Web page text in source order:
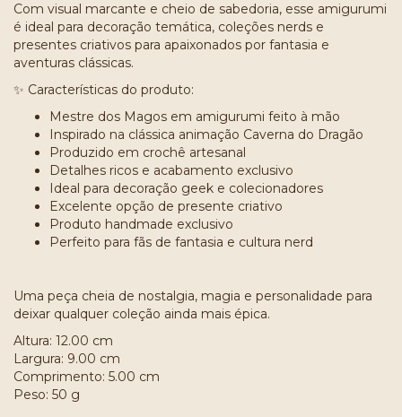
Com visual marcante e cheio de sabedoria, esse amigurumi
é ideal para decoração temática, coleções nerds e
presentes criativos para apaixonados por fantasia e
aventuras clássicas.
✨ Características do produto:
Mestre dos Magos em amigurumi feito à mão
Inspirado na clássica animação Caverna do Dragão
Produzido em crochê artesanal
Detalhes ricos e acabamento exclusivo
Ideal para decoração geek e colecionadores
Excelente opção de presente criativo
Produto handmade exclusivo
Perfeito para fãs de fantasia e cultura nerd
Uma peça cheia de nostalgia, magia e personalidade para
deixar qualquer coleção ainda mais épica.
Altura: 12.00 cm
Largura: 9.00 cm
Comprimento: 5.00 cm
Peso: 50 g